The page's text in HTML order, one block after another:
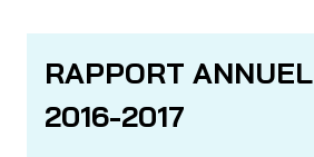
RAPPORT ANNUEL
2016-2017